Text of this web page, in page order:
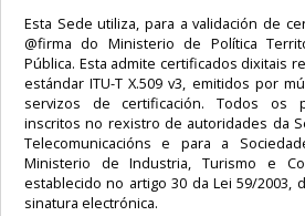
Esta Sede utiliza, para a validación de
@firma do Ministerio de Política
Pública. Esta admite certificados dixitais
estándar ITU-T X.509 v3, emitidos por
servizos de certificación. Todos os
inscritos no rexistro de autoridades da
Telecomunicacións e para a
Ministerio de Industria, Turismo e
establecido no artigo 30 da Lei 59/2003,
sinatura electrónica.